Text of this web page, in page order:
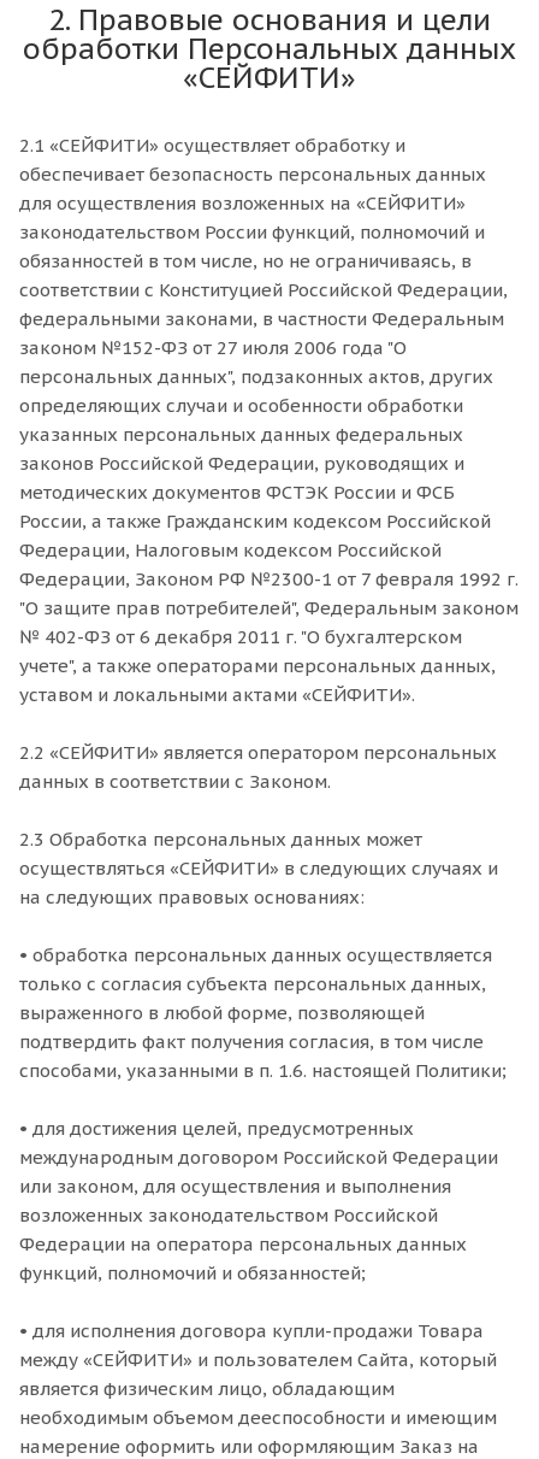
2. Правовые основания и цели
обработки Персональных данных
«СЕЙФИТИ»
2.1 «СЕЙФИТИ» осуществляет обработку и
обеспечивает безопасность персональных данных
для осуществления возложенных на «СЕЙФИТИ»
законодательством России функций, полномочий и
обязанностей в том числе, но не ограничиваясь, в
соответствии с Конституцией Российской Федерации,
федеральными законами, в частности Федеральным
законом №152-ФЗ от 27 июля 2006 года "О
персональных данных", подзаконных актов, других
определяющих случаи и особенности обработки
указанных персональных данных федеральных
законов Российской Федерации, руководящих и
методических документов ФСТЭК России и ФСБ
России, а также Гражданским кодексом Российской
Федерации, Налоговым кодексом Российской
Федерации, Законом РФ №2300-1 от 7 февраля 1992 г.
"О защите прав потребителей", Федеральным законом
№ 402-ФЗ от 6 декабря 2011 г. "О бухгалтерском
учете", а также операторами персональных данных,
уставом и локальными актами «СЕЙФИТИ».
2.2 «СЕЙФИТИ» является оператором персональных
данных в соответствии с Законом.
2.3 Обработка персональных данных может
осуществляться «СЕЙФИТИ» в следующих случаях и
на следующих правовых основаниях:
• обработка персональных данных осуществляется
только с согласия субъекта персональных данных,
выраженного в любой форме, позволяющей
подтвердить факт получения согласия, в том числе
способами, указанными в п. 1.6. настоящей Политики;
• для достижения целей, предусмотренных
международным договором Российской Федерации
или законом, для осуществления и выполнения
возложенных законодательством Российской
Федерации на оператора персональных данных
функций, полномочий и обязанностей;
• для исполнения договора купли-продажи Товара
между «СЕЙФИТИ» и пользователем Сайта, который
является физическим лицо, обладающим
необходимым объемом дееспособности и имеющим
намерение оформить или оформляющим Заказ на